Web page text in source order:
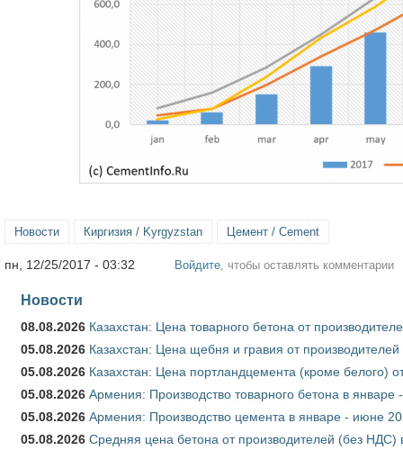
Новости Киргизия / Kyrgyzstan Цемент / Cement
пн, 12/25/2017 - 03:32 Войдите , чтобы оставлять комментарии
Новости
08.08.2026 Казахстан: Цена товарного бетона от
05.08.2026 Казахстан: Цена щебня и гравия от
05.08.2026 Казахстан: Цена портландцемента (кроме белого)
05.08.2026 Армения: Производство товарного бетона в январе
05.08.2026 Армения: Производство цемента в январе - июне
05.08.2026 Средняя цена бетона от производителей (без НДС)